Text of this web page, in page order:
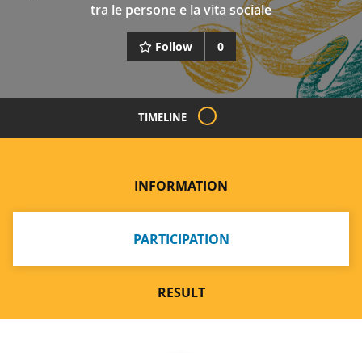
tra le persone e la vita sociale
Follow 0
TIMELINE
INFORMATION
PARTICIPATION
RESULT